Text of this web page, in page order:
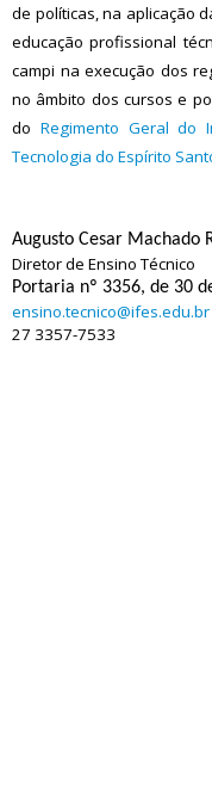
de políticas, na aplicação
educação profissional
campi na execução dos
no âmbito dos cursos e
do Regimento Geral do
Tecnologia do Espírito
Augusto Cesar Machado
Diretor de Ensino Técnico
Portaria nº 3356, de 30
ensino.tecnico@ifes.edu.br
27 3357-7533